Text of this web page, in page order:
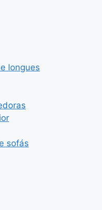
longues
sofás